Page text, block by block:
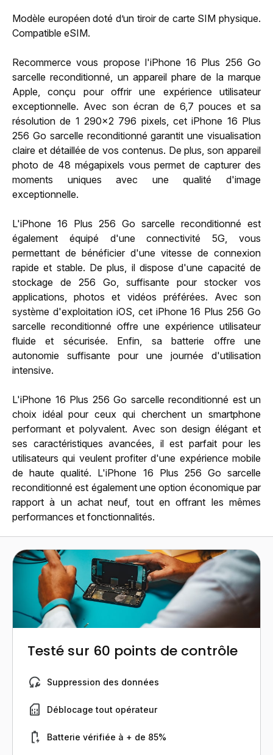
Modèle européen doté d’un tiroir de carte SIM physique.
Compatible eSIM.
Recommerce vous propose l'iPhone 16 Plus 256 Go
sarcelle reconditionné, un appareil phare de la marque
Apple, conçu pour offrir une expérience utilisateur
exceptionnelle. Avec son écran de 6,7 pouces et sa
résolution de 1 290x2 796 pixels, cet iPhone 16 Plus
256 Go sarcelle reconditionné garantit une visualisation
claire et détaillée de vos contenus. De plus, son appareil
photo de 48 mégapixels vous permet de capturer des
moments uniques avec une qualité d'image
exceptionnelle.
L'iPhone 16 Plus 256 Go sarcelle reconditionné est
également équipé d'une connectivité 5G, vous
permettant de bénéficier d'une vitesse de connexion
rapide et stable. De plus, il dispose d'une capacité de
stockage de 256 Go, suffisante pour stocker vos
applications, photos et vidéos préférées. Avec son
système d'exploitation iOS, cet iPhone 16 Plus 256 Go
sarcelle reconditionné offre une expérience utilisateur
fluide et sécurisée. Enfin, sa batterie offre une
autonomie suffisante pour une journée d'utilisation
intensive.
L'iPhone 16 Plus 256 Go sarcelle reconditionné est un
choix idéal pour ceux qui cherchent un smartphone
performant et polyvalent. Avec son design élégant et
ses caractéristiques avancées, il est parfait pour les
utilisateurs qui veulent profiter d'une expérience mobile
de haute qualité. L'iPhone 16 Plus 256 Go sarcelle
reconditionné est également une option économique par
rapport à un achat neuf, tout en offrant les mêmes
performances et fonctionnalités.
Testé sur 60 points de contrôle
Suppression des données
Déblocage tout opérateur
Batterie vérifiée à + de 85%